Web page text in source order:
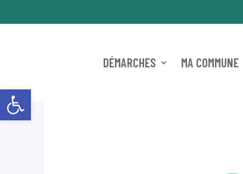
Ouvrir la barre d’outils
DÉMARCHES MA COMMUNE